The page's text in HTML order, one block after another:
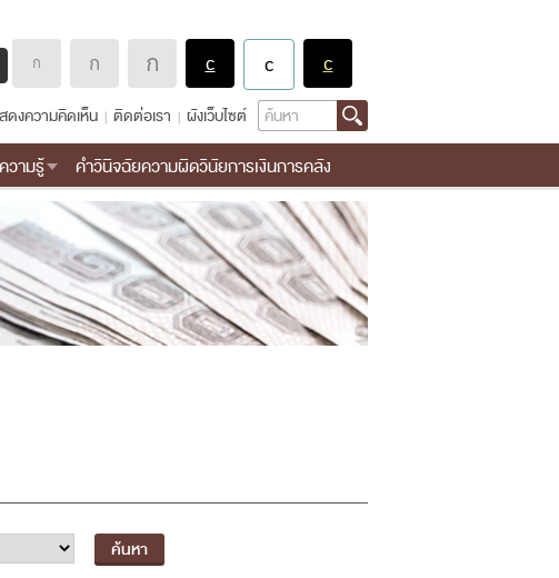
Search
ดงความคิดเห็น ติดต่อเรา ผังเว็บไซต์
วามรู้ คำวินิจฉัยความผิดวินัยการเงินการคลัง